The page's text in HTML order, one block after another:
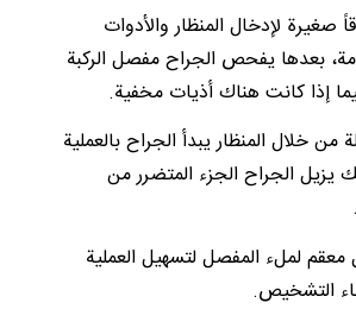
لإدخال المنظار والأدوات
بعدها يفحص الجراح مفصل الركبة
إذا كانت هناك أذيات مخفية.
خلال المنظار يبدأ الجراح بالعملية
يزيل الجراح الجزء المتضرر من
لملء المفصل لتسهيل العملية
التشخيص.